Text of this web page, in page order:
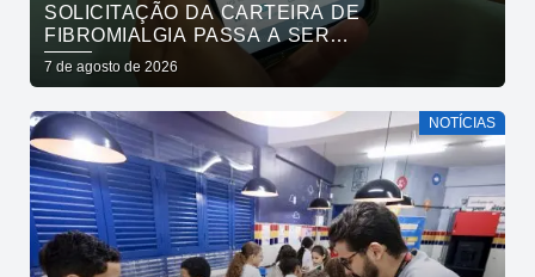
SOLICITAÇÃO DA CARTEIRA DE
FIBROMIALGIA PASSA A SER
EXCLUSIVAMENTE PELO APLICATIVO JOÃO
PESSOA NA PALMA DA MÃO
7 de agosto de 2026
NOTÍCIAS